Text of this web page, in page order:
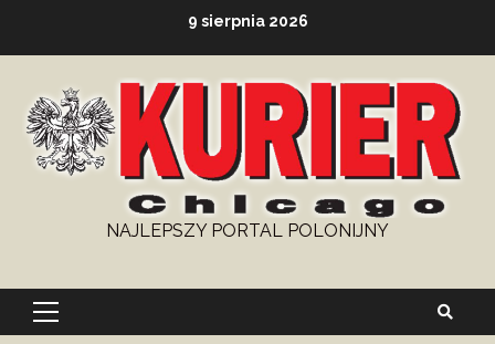
9 sierpnia 2026
NAJLEPSZY PORTAL POLONIJNY
Primary